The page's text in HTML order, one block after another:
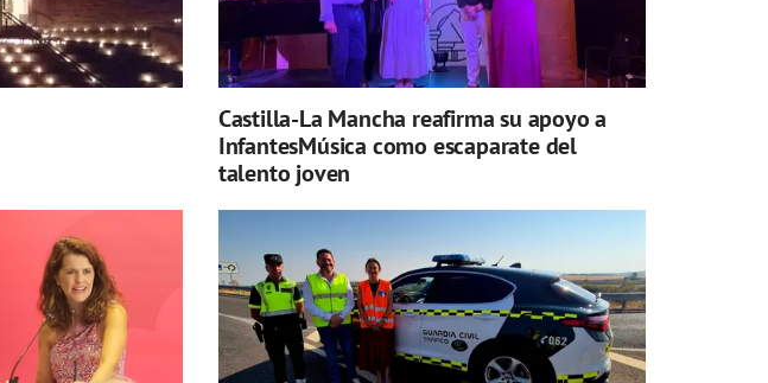
Castilla-La Mancha reafirma su apoyo a
InfantesMúsica como escaparate del
talento joven